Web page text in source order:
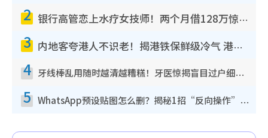
2 银行高管恋上水疗女技师！两个月借128万惊觉“沉船”沉落火海 揭背后疑似邪教操控卖淫
3 内地客夸港人不识老！揭港铁保鲜级冷气 港人求放过：别投诉
4 牙线棒乱用随时越清越糟糕！牙医惊揭盲目过户细菌恐致蛀牙：这种才是日常真保养
5 WhatsApp预设贴图怎么删？揭秘1招“反向操作”还原简洁界面 附3步实测教程